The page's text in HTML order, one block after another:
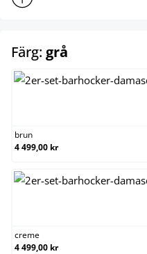
Färg: grå
brun
4 499,00 kr
creme
4 499,00 kr